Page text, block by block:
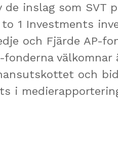
de inslag som SVT
to 1 Investments
och Fjärde AP-
fonderna
och
i